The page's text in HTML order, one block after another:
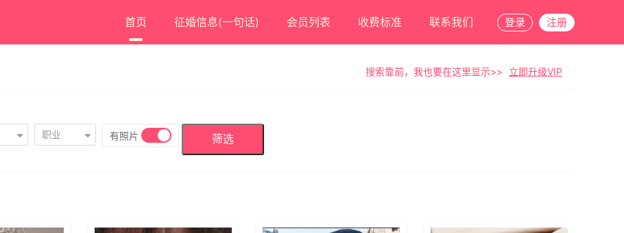
首页 征婚信息(一句话) 会员列表 收费标准 联系我们 登录 注册
搜索靠前，我也要在这里显示>> 立即升级VIP
职业 有照片 筛选